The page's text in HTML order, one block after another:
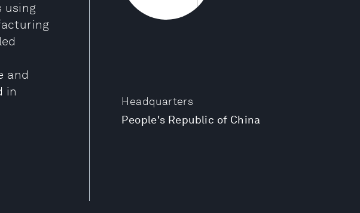
Headquarters
People's Republic of China
using
and
in